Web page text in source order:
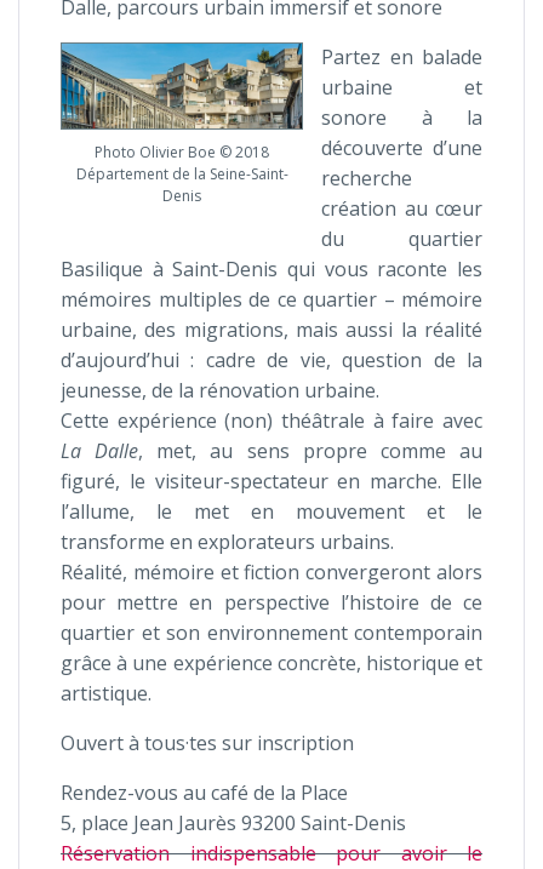
Dalle, parcours urbain immersif et sonore
Photo Olivier Boe © 2018
Département de la Seine-Saint-
Denis
Partez en balade
urbaine et
sonore à la
découverte d’une
recherche
création au cœur
du quartier
Basilique à Saint-Denis qui vous raconte les
mémoires multiples de ce quartier – mémoire
urbaine, des migrations, mais aussi la réalité
d’aujourd’hui : cadre de vie, question de la
jeunesse, de la rénovation urbaine.
Cette expérience (non) théâtrale à faire avec
La Dalle, met, au sens propre comme au
figuré, le visiteur-spectateur en marche. Elle
l’allume, le met en mouvement et le
transforme en explorateurs urbains.
Réalité, mémoire et fiction convergeront alors
pour mettre en perspective l’histoire de ce
quartier et son environnement contemporain
grâce à une expérience concrète, historique et
artistique.
Ouvert à tous·tes sur inscription
Rendez-vous au café de la Place
5, place Jean Jaurès 93200 Saint-Denis
Réservation indispensable pour avoir le